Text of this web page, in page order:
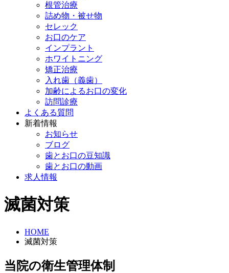
根管治療
詰め物・被せ物
セレック
お口のケア
インプラント
ホワイトニング
矯正治療
入れ歯（義歯）
加齢によるお口の変化
訪問診療
よくある質問
新着情報
お知らせ
ブログ
歯とお口の豆知識
歯とお口の動画
求人情報
滅菌対策
HOME
滅菌対策
当院の衛生管理体制